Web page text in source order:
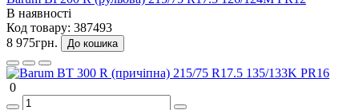
В наявності
Код товару: 387493
8 975грн.
До кошика
0